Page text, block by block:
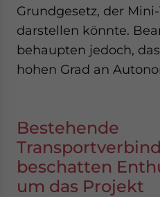
Grundgesetz, der
darstellen könnte.
behaupten jedoch,
hohen Grad an
Bestehende
beschatten
um das Projekt